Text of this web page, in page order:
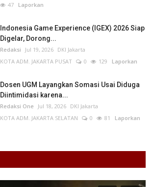
47 Laporkan
Indonesia Game Experience (IGEX) 2026 Siap
Digelar, Dorong...
Redaksi Jul 19, 2026 DKI Jakarta
KOTA ADM. JAKARTA PUSAT
0 129 Laporkan
Dosen UGM Layangkan Somasi Usai Diduga
Diintimidasi karena...
Redaksi One Jul 18, 2026 DKI Jakarta
KOTA ADM. JAKARTA SELATAN
0 81 Laporkan